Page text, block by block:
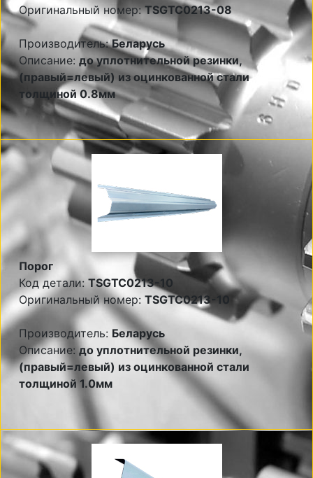
Оригинальный номер:TSGTC0213-08
Производитель:Беларусь
Описание: до уплотнительной резинки,
(правый=левый) из оцинкованной стали
толщиной 0.8мм
Порог
Код детали:TSGTC0213-10
Оригинальный номер: TSGTC0213-10
Производитель: Беларусь
Описание: до уплотнительной резинки,
(правый=левый) из оцинкованной стали
толщиной 1.0мм